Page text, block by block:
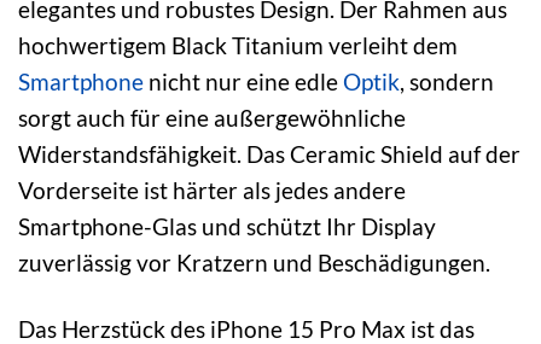
elegantes und robustes Design. Der Rahmen aus
hochwertigem Black Titanium verleiht dem
Smartphone nicht nur eine edle Optik, sondern
sorgt auch für eine außergewöhnliche
Widerstandsfähigkeit. Das Ceramic Shield auf der
Vorderseite ist härter als jedes andere
Smartphone-Glas und schützt Ihr Display
zuverlässig vor Kratzern und Beschädigungen.
Das Herzstück des iPhone 15 Pro Max ist das